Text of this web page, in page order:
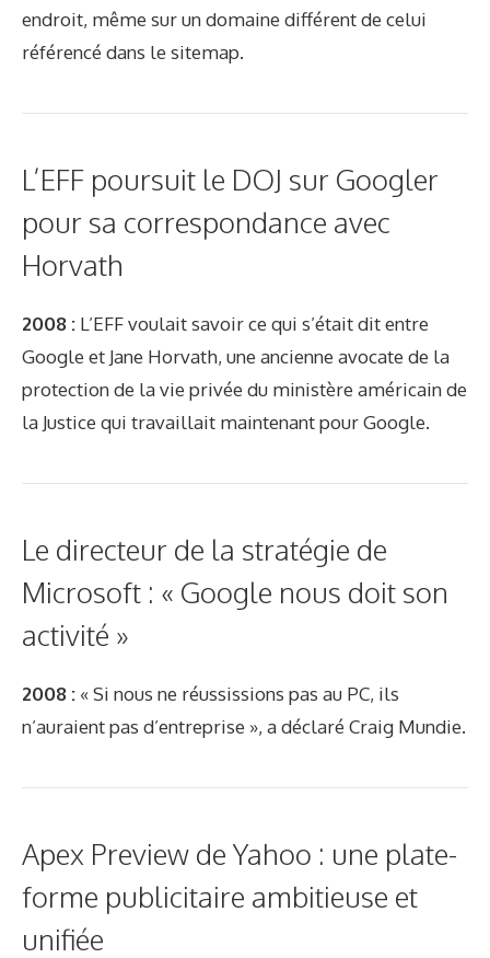
endroit, même sur un domaine différent de celui
référencé dans le sitemap.
L’EFF poursuit le DOJ sur Googler
pour sa correspondance avec
Horvath
2008 : L’EFF voulait savoir ce qui s’était dit entre
Google et Jane Horvath, une ancienne avocate de la
protection de la vie privée du ministère américain de
la Justice qui travaillait maintenant pour Google.
Le directeur de la stratégie de
Microsoft : « Google nous doit son
activité »
2008 : « Si nous ne réussissions pas au PC, ils
n’auraient pas d’entreprise », a déclaré Craig Mundie.
Apex Preview de Yahoo : une plate-
forme publicitaire ambitieuse et
unifiée